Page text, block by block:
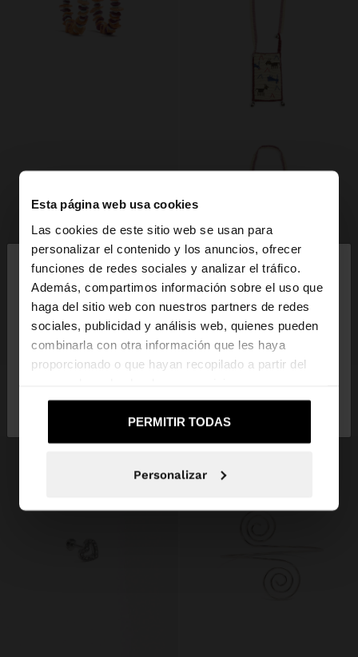
Esta página web usa cookies
Las cookies de este sitio web se usan para
personalizar el contenido y los anuncios, ofrecer
funciones de redes sociales y analizar el tráfico.
Además, compartimos información sobre el uso que
haga del sitio web con nuestros partners de redes
sociales, publicidad y análisis web, quienes pueden
combinarla con otra información que les haya
proporcionado o que hayan recopilado a partir del
PERMITIR TODAS
Personalizar
hola
Estás accediendo a la web de España. ¿Quieres ir a
la web de United States?
+
4,99 € 44%
+
29,99 € 7,99 € 73%